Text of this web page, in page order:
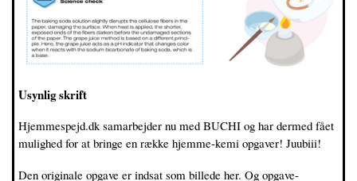
Usynlig skrift
Hjemmespejd.dk samarbejder nu med BUCHI og har dermed fået
mulighed for at bringe en række hjemme-kemi opgaver! Juubiii!
Den originale opgave er indsat som billede her. Og opgave-